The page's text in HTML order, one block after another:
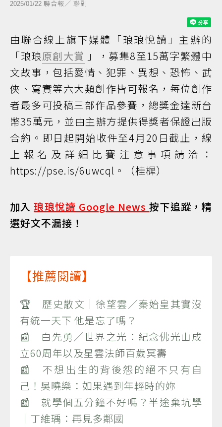
2025/01/22 聯合報／ 聯副
由聯合線上旗下媒體「琅琅悅讀」主辦的
「琅琅原創大賞 」，募集8至15萬字繁體中
文故事，包括愛情、犯罪、異想、恐怖、武
俠、寫實等六大類創作皆可報名，每位創作
者最多可投稿三部作品參賽，總獎金達新台
幣35萬元，並由主辦方提供得獎者保證出版
合約。即日起開始收件至4月20日截止，線
上報名及詳細比賽注意事項請洽：
https://pse.is/6uwcql。（桂樨）
加入琅琅悅讀 Google News按下追蹤，精
選好文不漏接！
【推薦閱讀】
🏆 歷史散文｜徐望雲／秦始皇其實沒
有統一天下 他是忘了嗎？
📰 白先勇／世界之光：紀念佛光山成
立60周年以及星雲法師百歲冥壽
📰 不想出生的背後怨的絕不只有自
己！吳曉樂：如果遇到年輕時的妳
📰 就學個五分鐘不好嗎？半途棄坑學
｜丁維瑀：再見多鄰國